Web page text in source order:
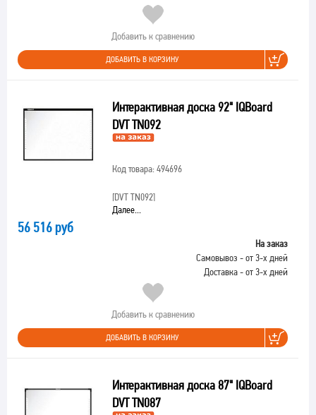
Добавить к сравнению
ДОБАВИТЬ В КОРЗИНУ
Интерактивная доска 92" IQBoard
DVT TN092
Код товара: 494696
[DVT TN092]
Далее...
56 516 руб
На заказ
Самовывоз - от 3-х дней
Доставка - от 3-х дней
Добавить к сравнению
ДОБАВИТЬ В КОРЗИНУ
Интерактивная доска 87" IQBoard
DVT TN087